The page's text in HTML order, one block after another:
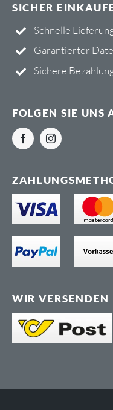
SICHER
Schnelle
Garantierter
Sichere
FOLGEN SIE UNS
WIR VERSENDEN